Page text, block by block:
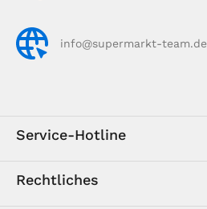
info@supermarkt-team.de
Service-Hotline
Rechtliches